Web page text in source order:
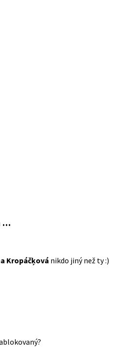
…
Kropáčķová nikdo jiný než ty :)